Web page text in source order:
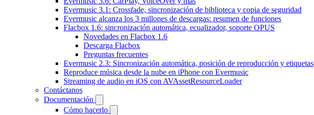
Evermusic 3.1: Crossfade, sincronización de biblioteca y copia de seguridad
Evermusic alcanza los 3 millones de descargas: resumen de funciones
Flacbox 1.6: sincronización automática, ecualizador, soporte OPUS
Novedades en Flacbox 1.6
Descarga Flacbox
Preguntas frecuentes
Evermusic 2.3: Sincronización automática, posición de reproducción y etiquetas
Reproduce música desde la nube en iPhone con Evermusic
Streaming de audio en iOS con AVAssetResourceLoader
Contáctanos
Documentación
Cómo hacerlo